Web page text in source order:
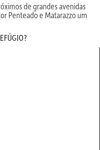
de grandes avenidas
Penteado e Matarazzo um